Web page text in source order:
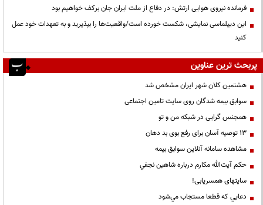
فرمانده نیروی هوایی ارتش: در دفاع از ملت ایران جان برکف خواهیم بود
این دیپلماسی نمایشی، شکست خورده است/واقعیت‌ها را بپذیرید و به تعهدات خود عمل
کنید
پربحث ترین عناوین
هشتمین کلان شهر ایران مشخص شد
سوابق بیمه شدگان روی سایت تامین اجتماعی
همجنس گرایی در شبکه من و تو
13 توصیه آسان برای رفع بوی بد دهان
مشاهده سامانه آنلاين سوابق بیمه
حكم آيت‌الله مكارم درباره شاهين نجفي
سایتهای همسریابی!
دعايي كه قطعا مستجاب مي‌شود